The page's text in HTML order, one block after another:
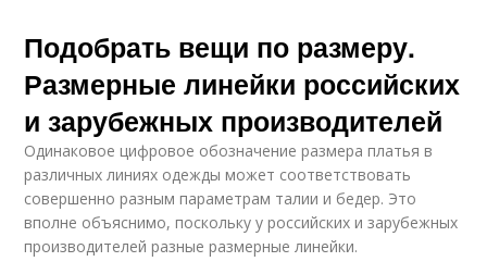
Подобрать вещи по размеру.
Размерные линейки российских
и зарубежных производителей
Одинаковое цифровое обозначение размера платья в
различных линиях одежды может соответствовать
совершенно разным параметрам талии и бедер. Это
вполне объяснимо, поскольку у российских и зарубежных
производителей разные размерные линейки.